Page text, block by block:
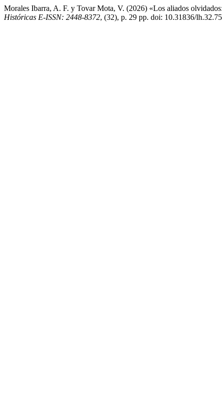
Morales Ibarra, A. F. y Tovar Mota, V. (2026) «Los aliados
Históricas E-ISSN: 2448-8372, (32), p. 29 pp. doi: 10.31836/